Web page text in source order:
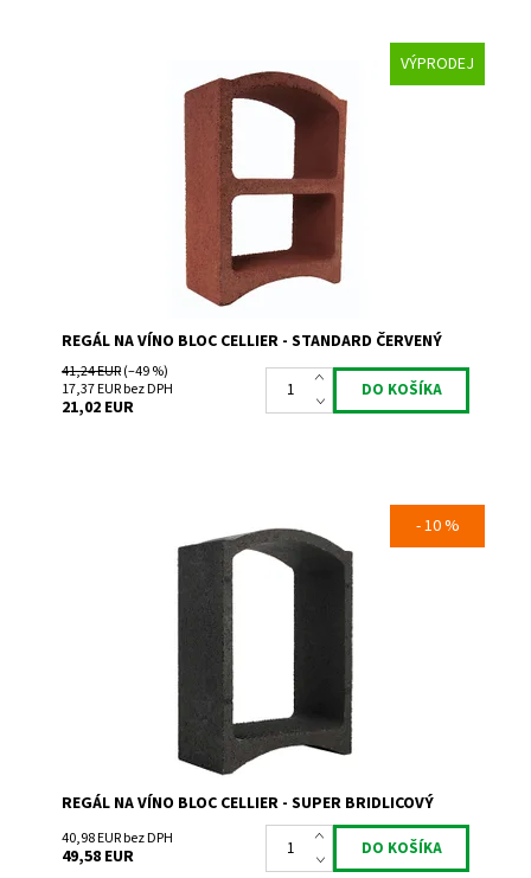
VÝPRODEJ
Regál na uskladnenie a prezentáciu vína.
Skladem 7
SR2
Bloc Cellier
2 roky
REGÁL NA VÍNO BLOC CELLIER - STANDARD ČERVENÝ
41,24 EUR(–49 %)
17,37 EUR bez DPH
21,02 EUR
- 10 %
Regál na uskladnenie a prezentáciu vína.
Skladem 5
Bloc Cellier
REGÁL NA VÍNO BLOC CELLIER - SUPER BRIDLICOVÝ
40,98 EUR bez DPH
49,58 EUR